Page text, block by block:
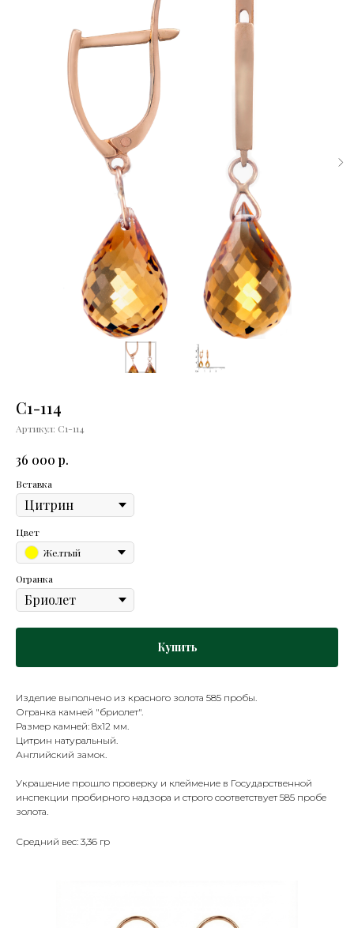
С1-114
Артикул: С1-114
36 000 р.
Вставка
Цвет
Желтый
Огранка
Купить
Изделие выполнено из красного золота 585 пробы.
Огранка камней "бриолет".
Размер камней: 8х12 мм.
Цитрин натуральный.
Английский замок.
Украшение прошло проверку и клеймение в Государственной
инспекции пробирного надзора и строго соответствует 585 пробе
золота.
Средний вес: 3,36 гр